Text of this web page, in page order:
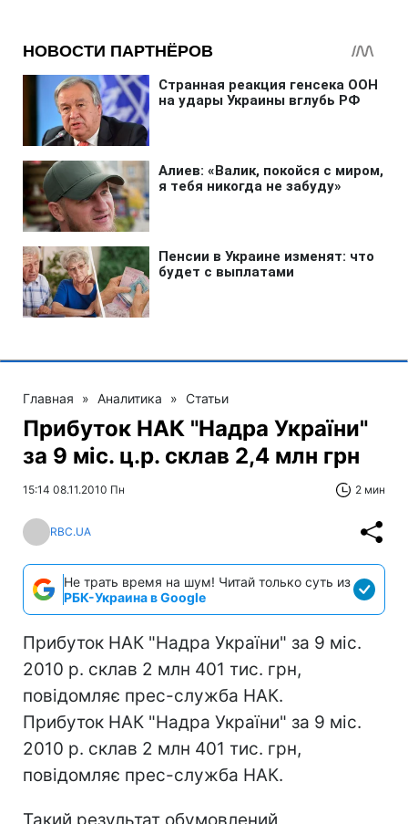
Главная » Аналитика » Статьи
Прибуток НАК "Надра України"
за 9 міс. ц.р. склав 2,4 млн грн
15:14 08.11.2010 Пн 2 мин
RBC.UA
Не трать время на шум! Читай только суть из
РБК-Украина в Google
Прибуток НАК "Надра України" за 9 міс.
2010 р. склав 2 млн 401 тис. грн,
повідомляє прес-служба НАК.
Прибуток НАК "Надра України" за 9 міс.
2010 р. склав 2 млн 401 тис. грн,
повідомляє прес-служба НАК.
Такий результат обумовлений